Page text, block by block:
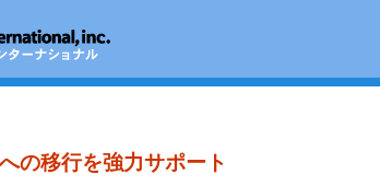
の移行を強力サポート